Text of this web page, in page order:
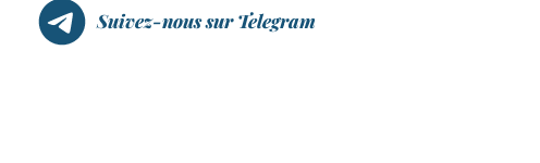
Suivez-nous sur Telegram